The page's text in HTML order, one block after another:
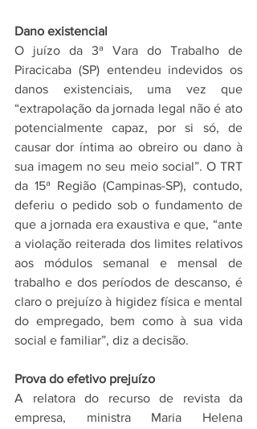
Dano existencial
O juízo da 3ª Vara do Trabalho de
Piracicaba (SP) entendeu indevidos os
danos existenciais, uma vez que
“extrapolação da jornada legal não é ato
potencialmente capaz, por si só, de
causar dor íntima ao obreiro ou dano à
sua imagem no seu meio social”. O TRT
da 15ª Região (Campinas-SP), contudo,
deferiu o pedido sob o fundamento de
que a jornada era exaustiva e que, “ante
a violação reiterada dos limites relativos
aos módulos semanal e mensal de
trabalho e dos períodos de descanso, é
claro o prejuízo à higidez física e mental
do empregado, bem como à sua vida
social e familiar”, diz a decisão.
Prova do efetivo prejuízo
A relatora do recurso de revista da
empresa, ministra Maria Helena